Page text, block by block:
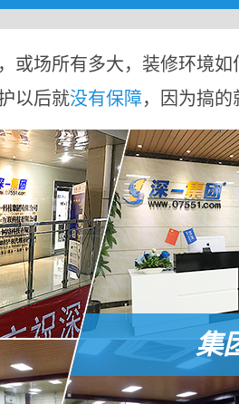
，或场所有多大，装修环境
以后就没有保障，因为搞
集